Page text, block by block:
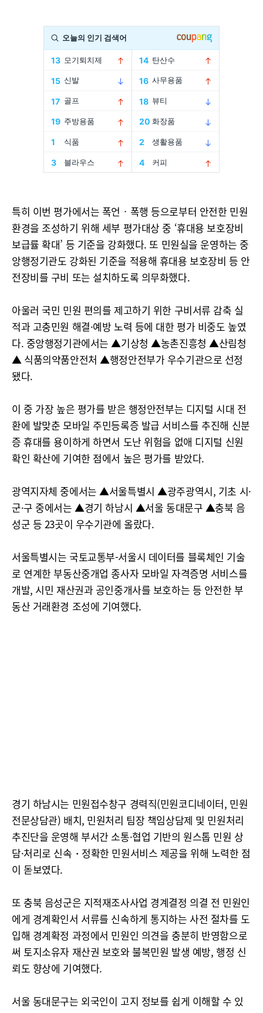
특히 이번 평가에서는 폭언‧폭행 등으로부터 안전한 민원
환경을 조성하기 위해 세부 평가대상 중 ‘휴대용 보호장비
보급률 확대’ 등 기준을 강화했다. 또 민원실을 운영하는 중
앙행정기관도 강화된 기준을 적용해 휴대용 보호장비 등 안
전장비를 구비 또는 설치하도록 의무화했다.
아울러 국민 민원 편의를 제고하기 위한 구비서류 감축 실
적과 고충민원 해결·예방 노력 등에 대한 평가 비중도 높였
다. 중앙행정기관에서는 ▲기상청 ▲농촌진흥청 ▲산림청
▲ 식품의약품안전처 ▲행정안전부가 우수기관으로 선정
됐다.
이 중 가장 높은 평가를 받은 행정안전부는 디지털 시대 전
환에 발맞춘 모바일 주민등록증 발급 서비스를 추진해 신분
증 휴대를 용이하게 하면서 도난 위험을 없애 디지털 신원
확인 확산에 기여한 점에서 높은 평가를 받았다.
광역지자체 중에서는 ▲서울특별시 ▲광주광역시, 기초 시·
군·구 중에서는 ▲경기 하남시 ▲서울 동대문구 ▲충북 음
성군 등 23곳이 우수기관에 올랐다.
서울특별시는 국토교통부-서울시 데이터를 블록체인 기술
로 연계한 부동산중개업 종사자 모바일 자격증명 서비스를
개발, 시민 재산권과 공인중개사를 보호하는 등 안전한 부
동산 거래환경 조성에 기여했다.
경기 하남시는 민원접수창구 경력직(민원코디네이터, 민원
전문상담관) 배치, 민원처리 팀장 책임상담제 및 민원처리
추진단을 운영해 부서간 소통·협업 기반의 원스톱 민원 상
담·처리로 신속・정확한 민원서비스 제공을 위해 노력한 점
이 돋보였다.
또 충북 음성군은 지적재조사사업 경계결정 의결 전 민원인
에게 경계확인서 서류를 신속하게 통지하는 사전 절차를 도
입해 경계확정 과정에서 민원인 의견을 충분히 반영함으로
써 토지소유자 재산권 보호와 불복민원 발생 예방, 행정 신
뢰도 향상에 기여했다.
서울 동대문구는 외국인이 고지 정보를 쉽게 이해할 수 있